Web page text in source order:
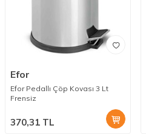
Efor
Efor Pedallı Çöp Kovası 3 Lt
Frensiz
370,31 TL